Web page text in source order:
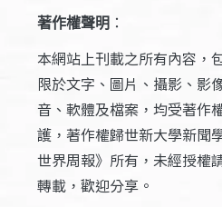
著作權聲明 ：
本網站上刊載之所有內容，
限於文字、圖片、攝影、影
音、軟體及檔案，均受著作
護，著作權歸世新大學新聞
世界周報》所有，未經授權
轉載，歡迎分享。